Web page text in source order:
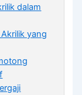
dalam
yang